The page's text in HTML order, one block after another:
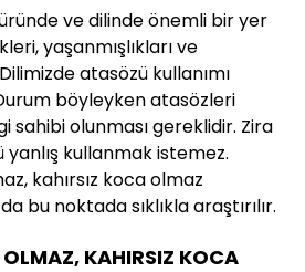
ve dilinde önemli bir yer
yaşanmışlıkları ve
atasözü kullanımı
böyleyken atasözleri
sahibi olunması gereklidir. Zira
kullanmak istemez.
kahırsız koca olmaz
bu noktada sıklıkla araştırılır.
KAHIRSIZ KOCA